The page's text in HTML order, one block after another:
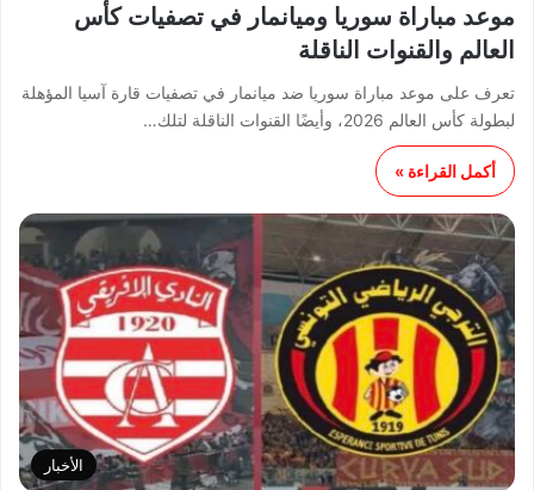
موعد مباراة سوريا وميانمار في تصفيات كأس
العالم والقنوات الناقلة
تعرف على موعد مباراة سوريا ضد ميانمار في تصفيات قارة آسيا المؤهلة
لبطولة كأس العالم 2026، وأيضًا القنوات الناقلة لتلك…
أكمل القراءة »
الأخبار